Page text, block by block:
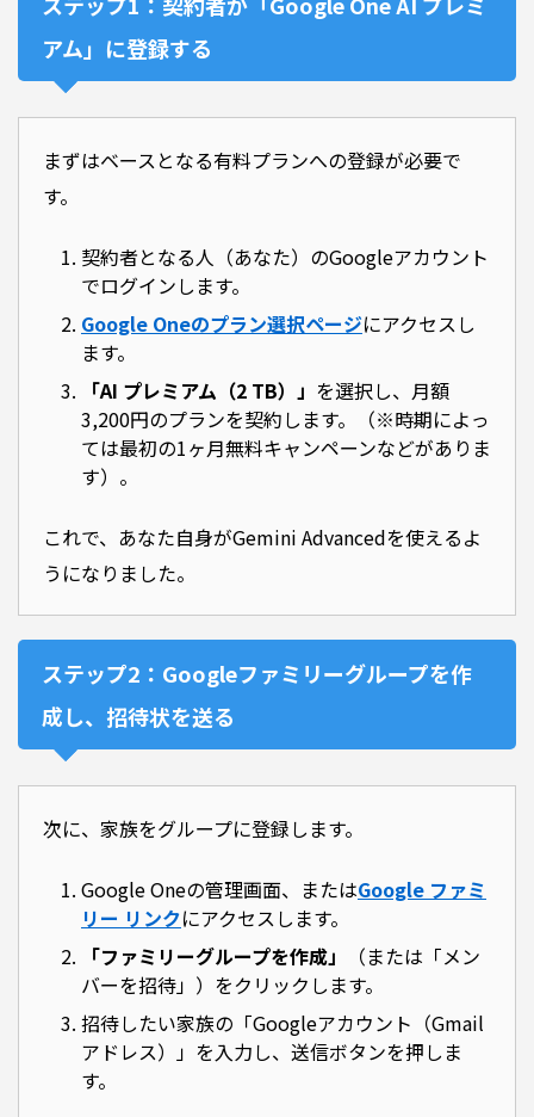
アム」に登録する
まずはベースとなる有料プランへの登録が必要で
す。
契約者となる人（あなた）のGoogleアカウント
でログインします。
Google Oneのプラン選択ページにアクセスし
ます。
「AI プレミアム（2 TB）」 を選択し、月額
3,200円のプランを契約します。（※時期によっ
ては最初の1ヶ月無料キャンペーンなどがありま
す）。
これで、あなた自身がGemini Advancedを使えるよ
うになりました。
ステップ2：Googleファミリーグループを作
成し、招待状を送る
次に、家族をグループに登録します。
Google Oneの管理画面、またはGoogle ファミ
リー リンクにアクセスします。
「ファミリーグループを作成」
（または「メン
バーを招待」）をクリックします。
招待したい家族の「Googleアカウント（Gmail
アドレス）」を入力し、送信ボタンを押しま
す。